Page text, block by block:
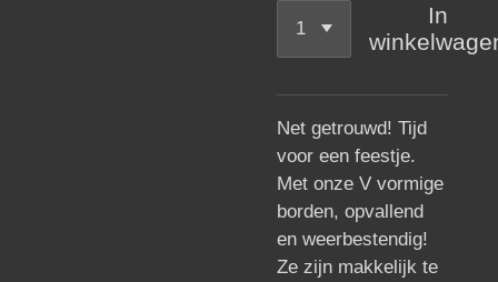
In
Net getrouwd! Tijd
voor een feestje.
Met onze V vormige
borden, opvallend
en weerbestendig!
Ze zijn makkelijk te